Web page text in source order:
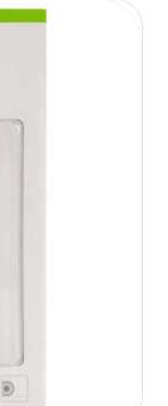
מעבר למידע על